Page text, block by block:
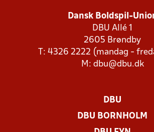
Dansk Boldspil-
DBU Allé 1
2605 Brøndby
T: 4326 2222 (mandag -
M: dbu@dbu.dk
DBU
DBU BORNHOLM